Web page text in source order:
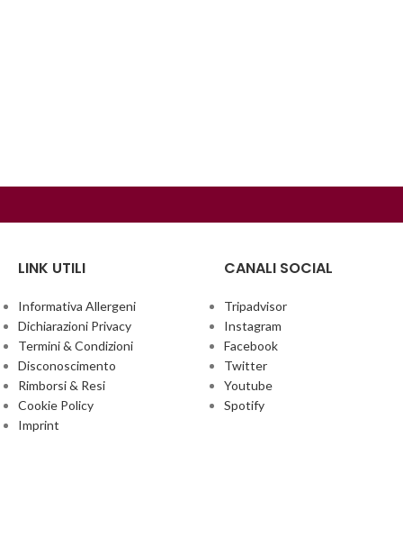
LINK UTILI
Informativa Allergeni
Dichiarazioni Privacy
Termini & Condizioni
Disconoscimento
Rimborsi & Resi
Cookie Policy
Imprint
CANALI SOCIAL
Tripadvisor
Instagram
Facebook
Twitter
Youtube
Spotify